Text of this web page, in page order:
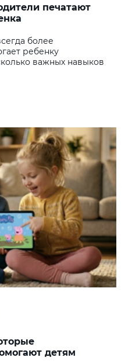
печатают
более
ребенку
важных навыков
детям